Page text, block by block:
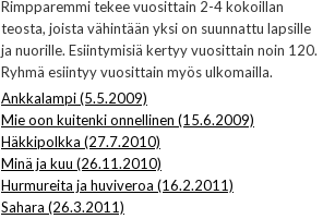
Rimpparemmi tekee vuosittain 2-4 kokoillan
teosta, joista vähintään yksi on suunnattu lapsille
ja nuorille. Esiintymisiä kertyy vuosittain noin 120.
Ryhmä esiintyy vuosittain myös ulkomailla.
Ankkalampi (5.5.2009)
Mie oon kuitenki onnellinen (15.6.2009)
Häkkipolkka (27.7.2010)
Minä ja kuu (26.11.2010)
Hurmureita ja huviveroa (16.2.2011)
Sahara (26.3.2011)